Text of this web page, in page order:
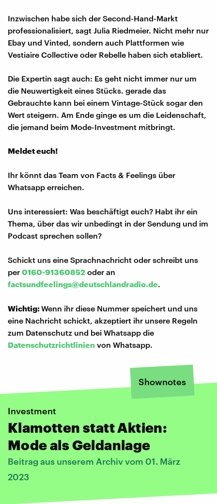
Inzwischen habe sich der Second-Hand-Markt
professionalisiert, sagt Julia Riedmeier. Nicht mehr nur
Ebay und Vinted, sondern auch Plattformen wie
Vestiaire Collective oder Rebelle haben sich etabliert.
Die Expertin sagt auch: Es geht nicht immer nur um
die Neuwertigkeit eines Stücks. gerade das
Gebrauchte kann bei einem Vintage-Stück sogar den
Wert steigern. Am Ende ginge es um die Leidenschaft,
die jemand beim Mode-Investment mitbringt.
Meldet euch!
Ihr könnt das Team von Facts & Feelings über
Whatsapp erreichen.
Uns interessiert: Was beschäftigt euch? Habt ihr ein
Thema, über das wir unbedingt in der Sendung und im
Podcast sprechen sollen?
Schickt uns eine Sprachnachricht oder schreibt uns
per 0160-91360852 oder an
factsundfeelings@deutschlandradio.de.
Wichtig:Wenn ihr diese Nummer speichert und uns
eine Nachricht schickt, akzeptiert ihr unsere Regeln
zum Datenschutz und bei Whatsapp die
Datenschutzrichtlinien von Whatsapp.
Shownotes
Investment
Klamotten statt Aktien:
Mode als Geldanlage
Beitrag aus unserem Archiv vom 01. März
2023